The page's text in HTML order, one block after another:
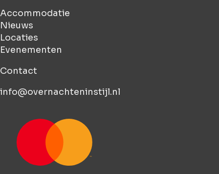
Accommodatie
Nieuws
Locaties
Evenementen
Contact
info@overnachteninstijl.nl